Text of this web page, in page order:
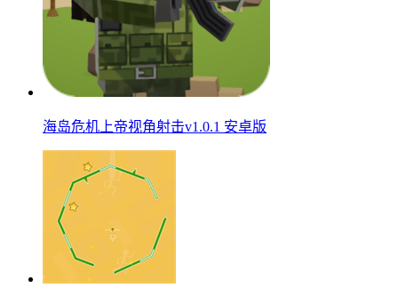
海岛危机上帝视角射击v1.0.1 安卓版